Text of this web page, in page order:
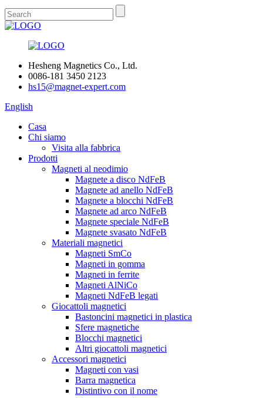
Hesheng Magnetics Co., Ltd.
0086-181 3450 2123
hs15@magnet-expert.com
English
Casa
Chi siamo
Visita alla fabbrica
Prodotti
Magneti al neodimio
Magnete a disco NdFeB
Magnete ad anello NdFeB
Magnete a blocchi NdFeB
Magnete ad arco NdFeB
Magnete speciale NdFeB
Magnete svasato NdFeB
Materiali magnetici
Magneti SmCo
Magneti in gomma
Magneti in ferrite
Magneti AlNiCo
Magneti NdFeB legati
Giocattoli magnetici
Bastoncini magnetici in plastica
Sfere magnetiche
Blocchi magnetici
Altri giocattoli magnetici
Accessori magnetici
Magneti con vasi
Barra magnetica
Distintivo con il nome